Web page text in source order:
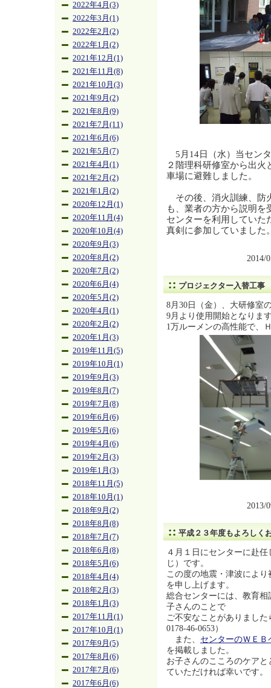
2022年4月(3)
2022年3月(1)
2022年2月(2)
2022年1月(2)
2021年12月(1)
2021年11月(8)
2021年10月(3)
2021年9月(2)
2021年8月(9)
2021年7月(11)
2021年6月(6)
2021年5月(7)
2021年4月(1)
2021年2月(2)
2021年1月(2)
2020年12月(1)
2020年11月(4)
2020年10月(4)
2020年9月(3)
2020年8月(2)
2020年7月(2)
2020年6月(4)
2020年5月(2)
2020年4月(1)
2020年2月(2)
2020年1月(3)
2019年11月(5)
2019年10月(1)
2019年9月(3)
2019年8月(7)
2019年7月(8)
2019年6月(6)
2019年5月(6)
2019年4月(6)
2019年2月(3)
2019年1月(3)
2018年11月(5)
2018年10月(1)
2018年9月(2)
2018年8月(8)
2018年7月(7)
2018年6月(8)
2018年5月(6)
2018年4月(4)
2018年2月(3)
2018年1月(3)
2017年11月(1)
2017年10月(1)
2017年9月(5)
2017年8月(6)
2017年7月(6)
2017年6月(6)
5月14日（水）当セン
２階理科研修室から出
車場に避難しました。
その後、消火訓練、防
も、業者の方から説明を
センターを利用していた
真剣に参加していました
2014/
プロジェクター入替工事
8月30日（金）、大研修室
9月より使用開始となりま
1万ルーメンの高性能で、
2013/
平成２３年度もよろしく
４月１日にセンターに赴
じ）です。
この度の地震・津波によ
を申し上げます。
総合センターには、教育
子さんのことで
ご不安なことがありまし
0178-46-0653）
また、 センターのＷＥＢ
を掲載しました。
お子さんのこころのケア
ていただければ幸いです。